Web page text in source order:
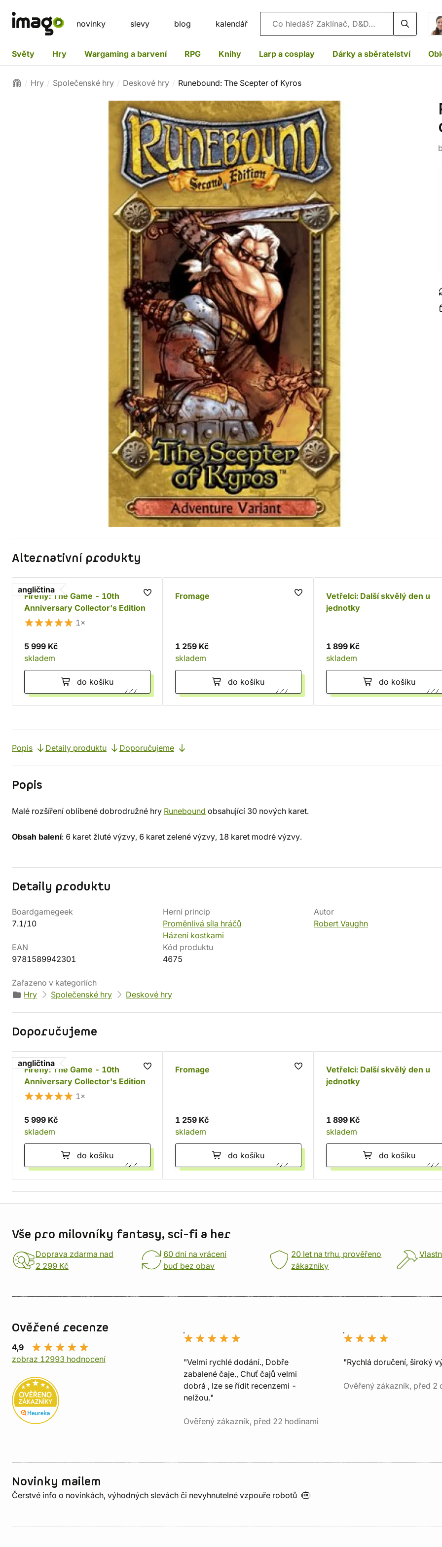
novinky slevy blog kalendář Vyhledávání
Světy Hry Wargaming a barvení RPG Knihy Larp a cosplay Dárky a sběratelství
Hry Společenské hry Deskové hry Runebound: The Scepter of Kyros
Alternativní produkty
angličtina
Firefly: The Game - 10th
Anniversary Collector's Edition
1×
5 999 Kč
skladem
do košíku
Fromage
1 259 Kč
skladem
do košíku
Vetřelci: Další skvělý den u
jednotky
1 899 Kč
skladem
do košíku
Popis Detaily produktu Doporučujeme
Popis
Malé rozšíření oblíbené dobrodružné hry Runebound obsahující 30 nových karet.
Obsah balení: 6 karet žluté výzvy, 6 karet zelené výzvy, 18 karet modré výzvy.
Detaily produktu
Boardgamegeek
7.1/10
Herní princip
Proměnlivá síla hráčů
Házení kostkami
Autor
Robert Vaughn
EAN
9781589942301
Kód produktu
4675
Zařazeno v kategoriích
Hry
Společenské hry Deskové hry
Doporučujeme
angličtina
Firefly: The Game - 10th
Anniversary Collector's Edition
1×
5 999 Kč
skladem
do košíku
Fromage
1 259 Kč
skladem
do košíku
Vetřelci: Další skvělý den u
jednotky
1 899 Kč
skladem
do košíku
Vše pro milovníky fantasy, sci-fi a her
Doprava zdarma nad
2 299 Kč
60 dní na vrácení
buď bez obav
20 let na trhu, prověřeno
zákazníky
Ověřené recenze
4,9
zobraz 12993 hodnocení
"Velmi rychlé dodání., Dobře
zabalené čaje., Chuť čajů velmi
dobrá , lze se řídit recenzemi -
nelžou."
Ověřený zákazník, před 22 hodinami
"Rychlá doručení, široký
Ověřený zákazník, před 2
Novinky mailem
Čerstvé info o novinkách, výhodných slevách či nevyhnutelné vzpouře robotů